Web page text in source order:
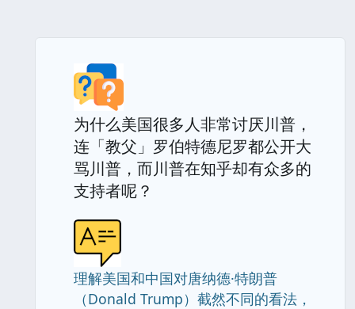
为什么美国很多人非常讨厌川普，
连「教父」罗伯特德尼罗都公开大
骂川普，而川普在知乎却有众多的
支持者呢？
理解美国和中国对唐纳德·特朗普
（Donald Trump）截然不同的看法，